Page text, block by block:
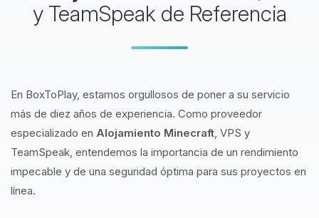
y TeamSpeak de Referencia
En BoxToPlay, estamos orgullosos de poner a su servicio
más de diez años de experiencia. Como proveedor
especializado en Alojamiento Minecraft, VPS y
TeamSpeak, entendemos la importancia de un rendimiento
impecable y de una seguridad óptima para sus proyectos en
línea.